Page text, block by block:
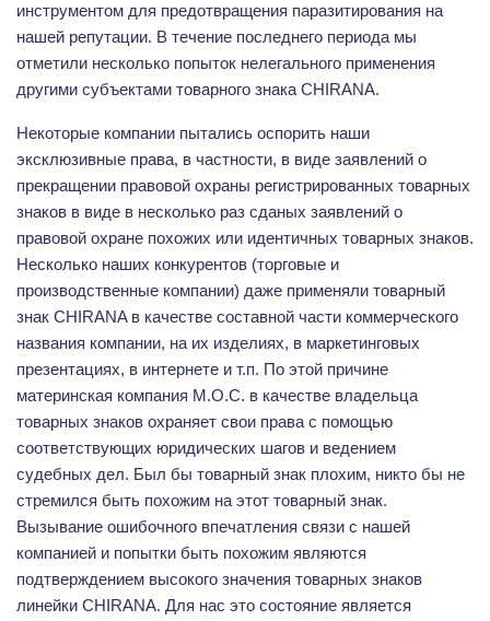
инструментом для предотвращения паразитирования на
нашей репутации. В течение последнего периода мы
отметили несколько попыток нелегального применения
другими субъектами товарного знака CHIRANA.
Некоторые компании пытались оспорить наши
эксклюзивные права, в частности, в виде заявлений о
прекращении правовой охраны регистрированных товарных
знаков в виде в несколько раз сданых заявлений о
правовой охране похожих или идентичных товарных знаков.
Несколько наших конкурентов (торговые и
производственные компании) даже применяли товарный
знак CHIRANA в качестве составной части коммерческого
названия компании, на их изделиях, в маркетинговых
презентациях, в интернете и т.п. По этой причине
материнская компания M.O.C. в качестве владельца
товарных знаков охраняет свои права с помощью
соответствующих юридических шагов и ведением
судебных дел. Был бы товарный знак плохим, никто бы не
стремился быть похожим на этот товарный знак.
Вызывание ошибочного впечатления связи с нашей
компанией и попытки быть похожим являются
подтверждением высокого значения товарных знаков
линейки CHIRANA. Для нас это состояние является